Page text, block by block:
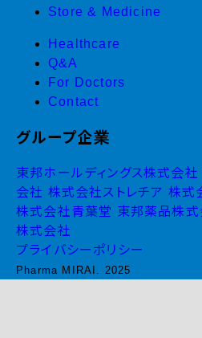
Store & Medicine
Healthcare
Q&A
For Doctors
Contact
グループ企業
東邦ホールディングス株式会社
会社 株式会社ストレチア 株式
株式会社青葉堂 東邦薬品株式
株式会社
プライバシーポリシー
Pharma MIRAI. 2025